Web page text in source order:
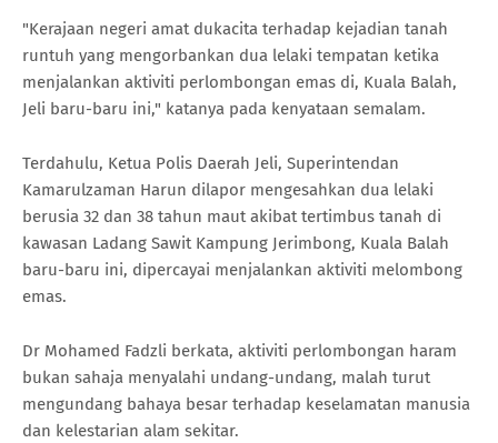
"Kerajaan negeri amat dukacita terhadap kejadian tanah
runtuh yang mengorbankan dua lelaki tempatan ketika
menjalankan aktiviti perlombongan emas di, Kuala Balah,
Jeli baru-baru ini," katanya pada kenyataan semalam.
Terdahulu, Ketua Polis Daerah Jeli, Superintendan
Kamarulzaman Harun dilapor mengesahkan dua lelaki
berusia 32 dan 38 tahun maut akibat tertimbus tanah di
kawasan Ladang Sawit Kampung Jerimbong, Kuala Balah
baru-baru ini, dipercayai menjalankan aktiviti melombong
emas.
Dr Mohamed Fadzli berkata, aktiviti perlombongan haram
bukan sahaja menyalahi undang-undang, malah turut
mengundang bahaya besar terhadap keselamatan manusia
dan kelestarian alam sekitar.